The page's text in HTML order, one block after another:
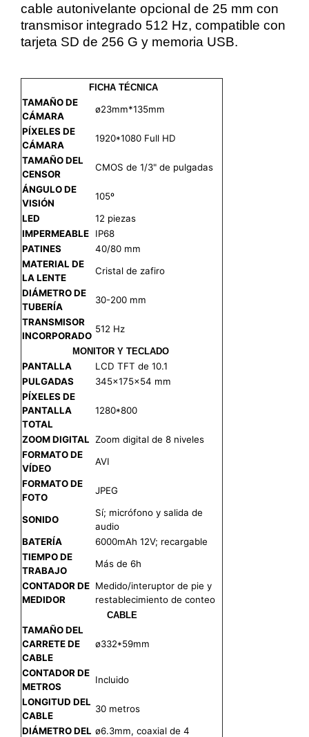
cable autonivelante opcional de 25 mm con
transmisor integrado 512 Hz, compatible con
tarjeta SD de 256 G y memoria USB.
FICHA TÉCNICA
TAMAÑO DE
CÁMARA
ø23mm*135mm
PÍXELES DE
CÁMARA
1920*1080 Full HD
TAMAÑO DEL
CENSOR
CMOS de 1/3" de pulgadas
ÁNGULO DE
VISIÓN
105º
LED
12 piezas
IMPERMEABLE
IP68
PATINES
40/80 mm
MATERIAL DE
LA LENTE
Cristal de zafiro
DIÁMETRO DE
TUBERÍA
30-200 mm
TRANSMISOR
INCORPORADO
512 Hz
MONITOR Y TECLADO
PANTALLA
LCD TFT de 10.1
PULGADAS
345x175x54 mm
PÍXELES DE
PANTALLA
TOTAL
1280*800
ZOOM DIGITAL Zoom digital de 8 niveles
FORMATO DE
VÍDEO
AVI
FORMATO DE
FOTO
JPEG
SONIDO
Sí; micrófono y salida de
audio
BATERÍA
6000mAh 12V; recargable
TIEMPO DE
TRABAJO
Más de 6h
CONTADOR DE
MEDIDOR
Medido/interuptor de pie y
restablecimiento de conteo
CABLE
TAMAÑO DEL
CARRETE DE
CABLE
ø332*59mm
CONTADOR DE
METROS
Incluido
LONGITUD DEL
CABLE
30 metros
DIÁMETRO DEL ø6.3mm, coaxial de 4